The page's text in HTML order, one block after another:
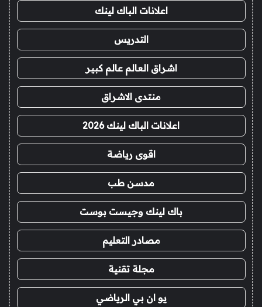
اعلانات الباك لينك
التدريس
اشراق العالم عالم كبير
منتدى الاشراق
اعلانات الباك لينك 2026
اقوى رياضة
مدسن طب
باك لينك وجيست بوست
مصادر التعليم
مجلة تقنية
يو ان بي الرياضي